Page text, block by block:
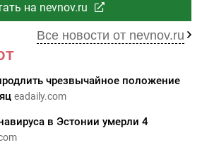
на nevnov.ru
Все новости от nevnov.ru
чрезвычайное положение
eadaily.com
в Эстонии умерли 4